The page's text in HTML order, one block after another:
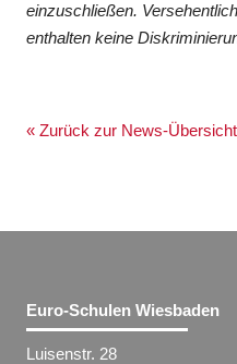
einzuschließen.
enthalten keine
« Zurück zur News-Übersicht
Euro-Schulen Wiesbaden
Luisenstr. 28